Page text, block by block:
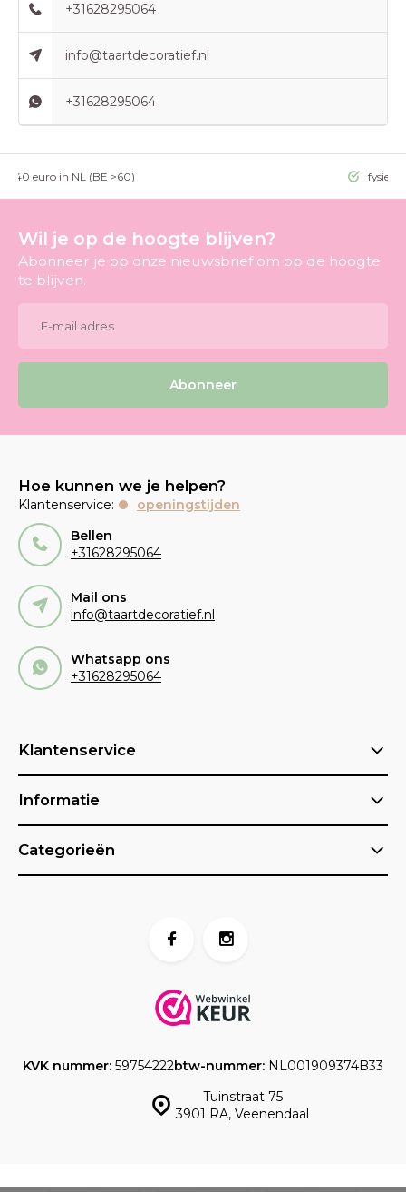
+31628295064
info@taartdecoratief.nl
+31628295064
>40 euro in NL (BE >60) fysieke
Wil je op de hoogte blijven?
Abonneer je op onze nieuwsbrief om op de hoogte
te blijven.
Abonneer
Hoe kunnen we je helpen?
Klantenservice:
openingstijden
Bellen
+31628295064
Mail ons
info@taartdecoratief.nl
Whatsapp ons
+31628295064
Klantenservice
Informatie
Categorieën
Tuinstraat 75
3901 RA, Veenendaal
KVK nummer: 59754222btw-nummer: NL001909374B33